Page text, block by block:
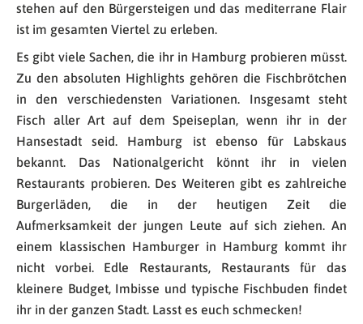
stehen auf den Bürgersteigen und das mediterrane Flair
ist im gesamten Viertel zu erleben.
Es gibt viele Sachen, die ihr in Hamburg probieren müsst.
Zu den absoluten Highlights gehören die Fischbrötchen
in den verschiedensten Variationen. Insgesamt steht
Fisch aller Art auf dem Speiseplan, wenn ihr in der
Hansestadt seid. Hamburg ist ebenso für Labskaus
bekannt. Das Nationalgericht könnt ihr in vielen
Restaurants probieren. Des Weiteren gibt es zahlreiche
Burgerläden, die in der heutigen Zeit die
Aufmerksamkeit der jungen Leute auf sich ziehen. An
einem klassischen Hamburger in Hamburg kommt ihr
nicht vorbei. Edle Restaurants, Restaurants für das
kleinere Budget, Imbisse und typische Fischbuden findet
ihr in der ganzen Stadt. Lasst es euch schmecken!